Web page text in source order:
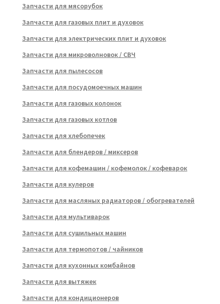
Запчасти для мясорубок
Запчасти для газовых плит и духовок
Запчасти для электрических плит и духовок
Запчасти для микроволновок / СВЧ
Запчасти для пылесосов
Запчасти для посудомоечных машин
Запчасти для газовых колонок
Запчасти для газовых котлов
Запчасти для хлебопечек
Запчасти для блендеров / миксеров
Запчасти для кофемашин / кофемолок / кофеварок
Запчасти для кулеров
Запчасти для масляных радиаторов / обогревателей
Запчасти для мультиварок
Запчасти для сушильных машин
Запчасти для термопотов / чайников
Запчасти для кухонных комбайнов
Запчасти для вытяжек
Запчасти для кондиционеров